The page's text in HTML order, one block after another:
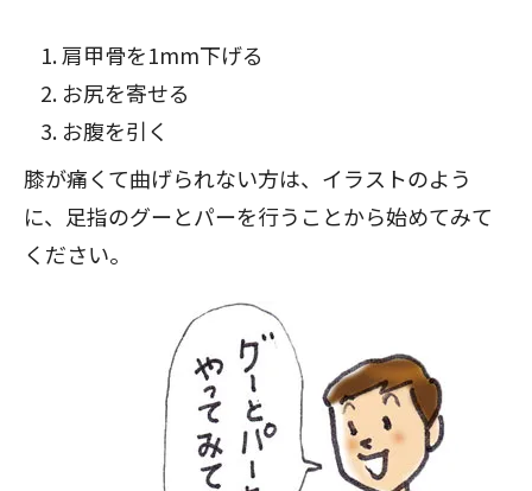
肩甲骨を1mm下げる
お尻を寄せる
お腹を引く
膝が痛くて曲げられない方は、イラストのよう
に、足指のグーとパーを行うことから始めてみて
ください。